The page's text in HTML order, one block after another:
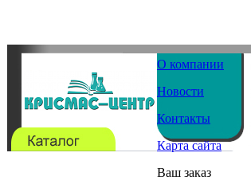
О компании
Новости
Контакты
Карта сайта
Ваш заказ